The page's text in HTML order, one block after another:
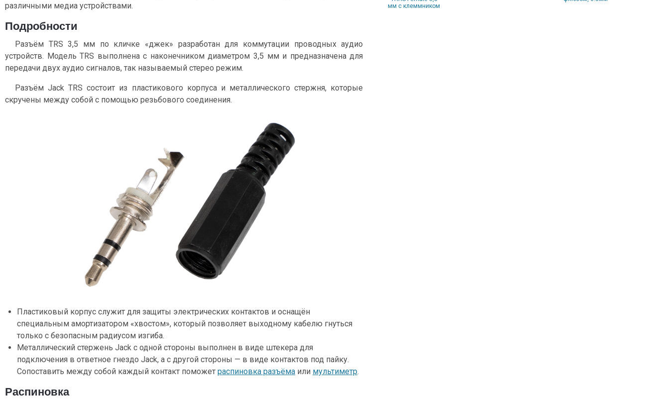
мм с клеммником
различными медиа устройствами.
Подробности
Разъём TRS 3,5 мм по кличке «джек» разработан для коммутации проводных аудио
устройств. Модель TRS выполнена с наконечником диаметром 3,5 мм и предназначена для
передачи двух аудио сигналов, так называемый стерео режим.
Разъём Jack TRS состоит из пластикового корпуса и металлического стержня, которые
скручены между собой с помощью резьбового соединения.
Пластиковый корпус служит для защиты электрических контактов и оснащён
специальным амортизатором «хвостом», который позволяет выходному кабелю гнуться
только с безопасным радиусом изгиба.
Металлический стержень Jack с одной стороны выполнен в виде штекера для
подключения в ответное гнездо Jack, а с другой стороны — в виде контактов под пайку.
Сопоставить между собой каждый контакт поможет распиновка разъёма или мультиметр.
Распиновка